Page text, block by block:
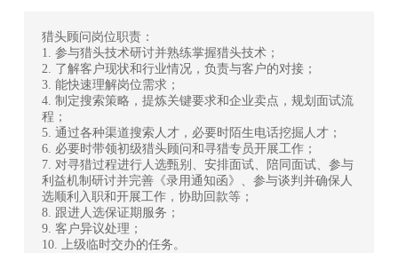
猎头顾问岗位职责：
1. 参与猎头技术研讨并熟练掌握猎头技术；
2. 了解客户现状和行业情况，负责与客户的对接；
3. 能快速理解岗位需求；
4. 制定搜索策略，提炼关键要求和企业卖点，规划面试流
程；
5. 通过各种渠道搜索人才，必要时陌生电话挖掘人才；
6. 必要时带领初级猎头顾问和寻猎专员开展工作；
7. 对寻猎过程进行人选甄别、安排面试、陪同面试、参与
利益机制研讨并完善《录用通知函》、参与谈判并确保人
选顺利入职和开展工作，协助回款等；
8. 跟进人选保证期服务；
9. 客户异议处理；
10. 上级临时交办的任务。